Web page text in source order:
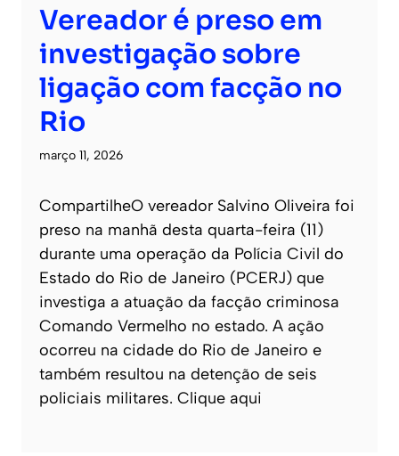
Vereador é preso em
investigação sobre
ligação com facção no
Rio
março 11, 2026
CompartilheO vereador Salvino Oliveira foi
preso na manhã desta quarta-feira (11)
durante uma operação da Polícia Civil do
Estado do Rio de Janeiro (PCERJ) que
investiga a atuação da facção criminosa
Comando Vermelho no estado. A ação
ocorreu na cidade do Rio de Janeiro e
também resultou na detenção de seis
policiais militares. Clique aqui